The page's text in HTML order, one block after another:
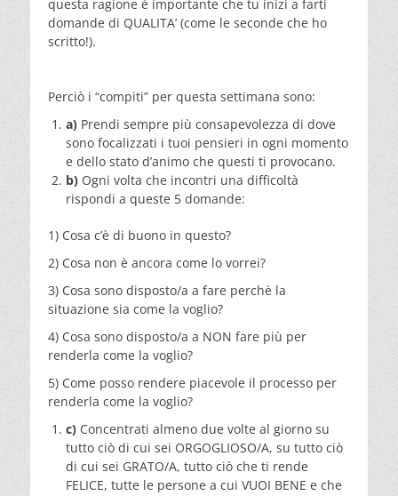
questa ragione è importante che tu inizi a farti
domande di QUALITA’ (come le seconde che ho
scritto!).
Perciò i “compiti” per questa settimana sono:
a) Prendi sempre più consapevolezza di dove
sono focalizzati i tuoi pensieri in ogni momento
e dello stato d’animo che questi ti provocano.
b) Ogni volta che incontri una difficoltà
rispondi a queste 5 domande:
1) Cosa c’è di buono in questo?
2) Cosa non è ancora come lo vorrei?
3) Cosa sono disposto/a a fare perchè la
situazione sia come la voglio?
4) Cosa sono disposto/a a NON fare più per
renderla come la voglio?
5) Come posso rendere piacevole il processo per
renderla come la voglio?
c) Concentrati almeno due volte al giorno su
tutto ciò di cui sei ORGOGLIOSO/A, su tutto ciò
di cui sei GRATO/A, tutto ciò che ti rende
FELICE, tutte le persone a cui VUOI BENE e che